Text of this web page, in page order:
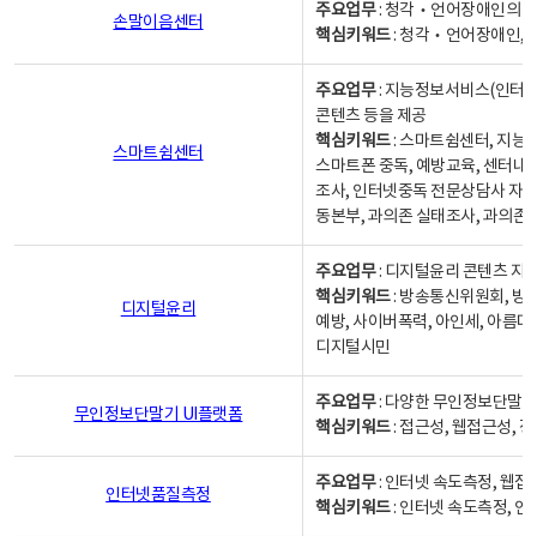
손말이음센터
주요업무: 청각‧언어장애인의
핵심키워드: 청각‧언어장애인,
스마트쉼센터
주요업무: 지능정보서비스(인터
콘텐츠 등을 제공
핵심키워드: 스마트쉼센터, 지능
스마트폰 중독, 예방교육, 센터내
조사, 인터넷중독 전문상담사 자
동본부, 과의존 실태조사, 과의존
디지털윤리
주요업무: 디지털윤리 콘텐츠 지
핵심키워드: 방송통신위원회, 방
예방, 사이버폭력, 아인세, 아름
디지털시민
무인정보단말기 UI플랫폼
주요업무: 다양한 무인정보단말
핵심키워드: 접근성, 웹접근성,
인터넷품질측정
주요업무: 인터넷 속도측정, 웹접
핵심키워드: 인터넷 속도측정, 인